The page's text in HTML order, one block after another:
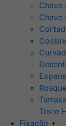
Chave
Chave
Tarraxa
Teste
Fixação +